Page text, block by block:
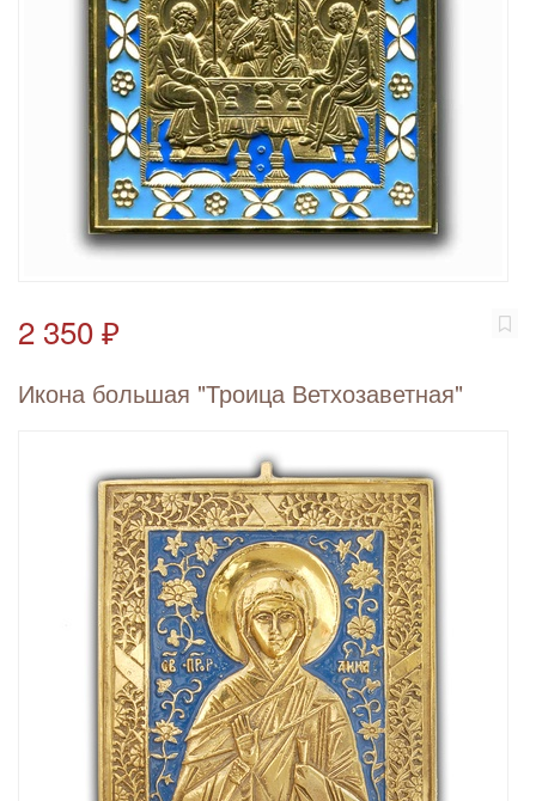
2 350 ₽
Икона большая "Троица Ветхозаветная"